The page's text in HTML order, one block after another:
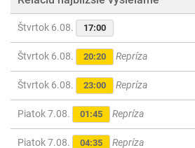
Štvrtok 6.08. 17:00
Štvrtok 6.08. 20:20 Repríza
Štvrtok 6.08. 23:00 Repríza
Piatok 7.08. 01:45 Repríza
Piatok 7.08. 04:35 Repríza